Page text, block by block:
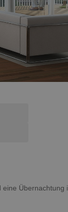
Übernachtung